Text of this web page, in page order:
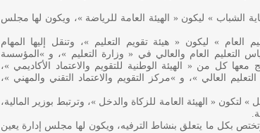
الشباب » ليكون « الهيئة العامة للرياضة »، ويكون لها مجلس
» ليكون « هيئة تقويم التعليم »، وتنقل إليها المهام
التعليم العام والعالي في « وزارة التعليم »، و »المؤسسة
معها كل من « الهيئة الوطنية للتقويم والاعتماد الأكاديمي »،
العالي »، و »مركز التقويم والاعتماد التقني والمهني »،
« الهيئة العامة للزكاة والدخل »، وترتبط بوزير المالية،
بكل ما يتعلق بنشاط الترفيه، ويكون لها مجلس إدارة يعين